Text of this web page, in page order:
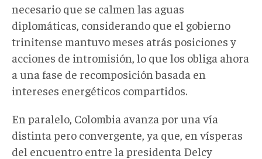
necesario que se calmen las aguas
diplomáticas, considerando que el gobierno
trinitense mantuvo meses atrás posiciones y
acciones de intromisión, lo que los obliga ahora
a una fase de recomposición basada en
intereses energéticos compartidos.
En paralelo, Colombia avanza por una vía
distinta pero convergente , ya que, en vísperas
del encuentro entre la presidenta Delcy